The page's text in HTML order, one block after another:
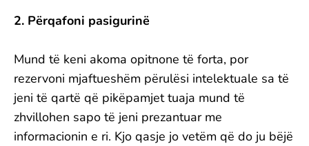
2. Përqafoni pasigurinë
Mund të keni akoma opitnone të forta, por
rezervoni mjaftueshëm përulësi intelektuale sa të
jeni të qartë që pikëpamjet tuaja mund të
zhvillohen sapo të jeni prezantuar me
informacionin e ri. Kjo qasje jo vetëm që do ju bëjë